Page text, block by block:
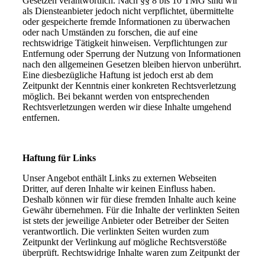
als Diensteanbieter jedoch nicht verpflichtet, übermittelte
oder gespeicherte fremde Informationen zu überwachen
oder nach Umständen zu forschen, die auf eine
rechtswidrige Tätigkeit hinweisen. Verpflichtungen zur
Entfernung oder Sperrung der Nutzung von Informationen
nach den allgemeinen Gesetzen bleiben hiervon unberührt.
Eine diesbezügliche Haftung ist jedoch erst ab dem
Zeitpunkt der Kenntnis einer konkreten Rechtsverletzung
möglich. Bei bekannt werden von entsprechenden
Rechtsverletzungen werden wir diese Inhalte umgehend
entfernen.
Haftung für Links
Unser Angebot enthält Links zu externen Webseiten
Dritter, auf deren Inhalte wir keinen Einfluss haben.
Deshalb können wir für diese fremden Inhalte auch keine
Gewähr übernehmen. Für die Inhalte der verlinkten Seiten
ist stets der jeweilige Anbieter oder Betreiber der Seiten
verantwortlich. Die verlinkten Seiten wurden zum
Zeitpunkt der Verlinkung auf mögliche Rechtsverstöße
überprüft. Rechtswidrige Inhalte waren zum Zeitpunkt der